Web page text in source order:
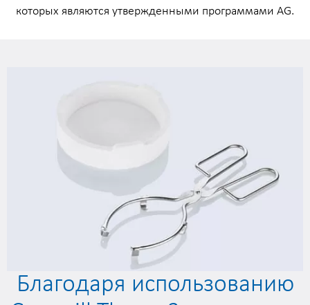
которых являются утвержденными программами AG.
Благодаря использованию